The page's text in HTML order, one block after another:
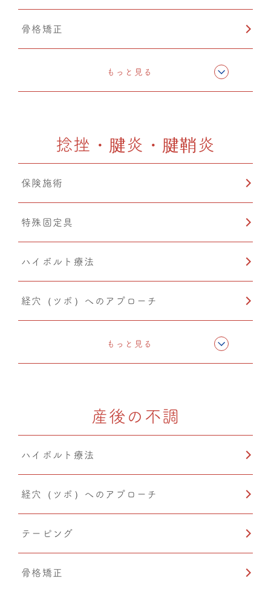
骨格矯正
CMC筋膜ストレッチ（リリース）
カッピング
猫背矯正
鍼灸
もっと見る
捻挫・腱炎・腱鞘炎
保険施術
特殊固定具
ハイボルト療法
経穴（ツボ）へのアプローチ
CMC筋膜ストレッチ（リリース）
鍼灸
もっと見る
産後の不調
ハイボルト療法
経穴（ツボ）へのアプローチ
テーピング
骨格矯正